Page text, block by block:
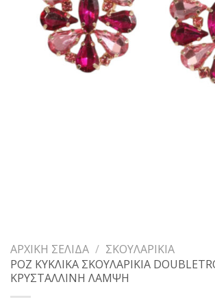
ΑΡΧΙΚΉ ΣΕΛΊΔΑ / ΣΚΟΥΛΑΡΊΚΙΑ
ΡΟΖ ΚΥΚΛΙΚΑ ΣΚΟΥΛΑΡΙΚΙΑ
ΚΡΥΣΤΑΛΛΙΝΗ ΛΑΜΨΗ